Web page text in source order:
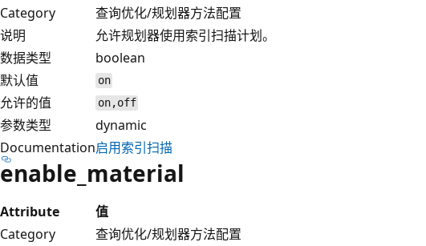
Category
查询优化/规划器方法配置
说明
允许规划器使用索引扫描计划。
数据类型
boolean
默认值
on
允许的值 on,off
参数类型
dynamic
Documentation启用索引扫描
enable_material
Attribute
值
Category
查询优化/规划器方法配置